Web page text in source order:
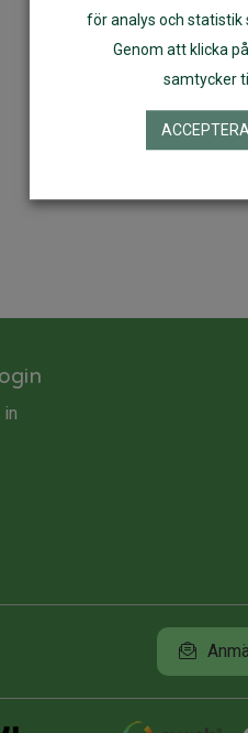
in
för analys och statistik
Genom att klicka
samtycker